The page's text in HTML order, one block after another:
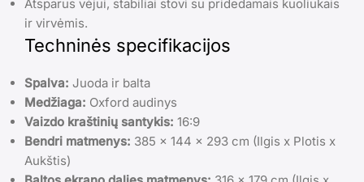
Atsparus vėjui, stabiliai stovi su pridedamais kuoliukais
ir virvėmis.
Techninės specifikacijos
Spalva: Juoda ir balta
Medžiaga: Oxford audinys
Vaizdo kraštinių santykis: 16:9
Bendri matmenys: 385 x 144 x 293 cm (Ilgis x Plotis x
Aukštis)